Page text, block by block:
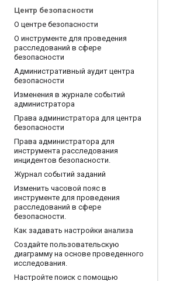
Центр безопасности
О центре безопасности
О инструменте для проведения
расследований в сфере
безопасности
Административный аудит центра
безопасности
Изменения в журнале событий
администратора
Права администратора для центра
безопасности
Права администратора для
инструмента расследования
инцидентов безопасности.
Журнал событий заданий
Изменить часовой пояс в
инструменте для проведения
расследований в сфере
безопасности.
Как задавать настройки анализа
Создайте пользовательскую
диаграмму на основе проведенного
исследования.
Настройте поиск с помощью